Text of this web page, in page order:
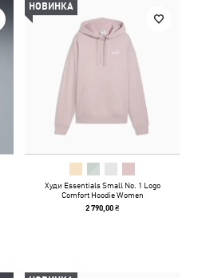
НОВИНКА
Худи Essentials Small No. 1 Logo
Comfort Hoodie Women
2 790,00 ₴